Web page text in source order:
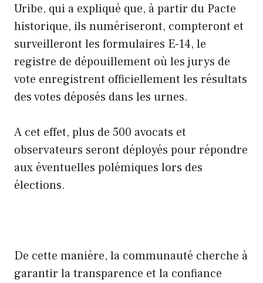
Uribe, qui a expliqué que, à partir du Pacte
historique, ils numériseront, compteront et
surveilleront les formulaires E-14, le
registre de dépouillement où les jurys de
vote enregistrent officiellement les résultats
des votes déposés dans les urnes.
A cet effet, plus de 500 avocats et
observateurs seront déployés pour répondre
aux éventuelles polémiques lors des
élections.
De cette manière, la communauté cherche à
garantir la transparence et la confiance